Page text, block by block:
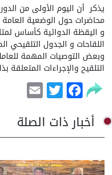
يذكر أن اليوم الأولى من
محاضرات حول الوضعية العامة
و اليقظة الدوائية كأساس
اللقاحات و الجدول التلقيحي
وبعض التوصيات المهمة
التلقيح والإجراءات المتعلقة
Facebook
Twitter
أخبار ذات الصلة